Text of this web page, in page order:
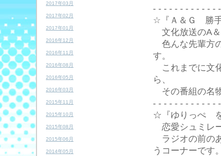
2017年03月
2017年02月
2017年01月
2016年12月
2016年11月
2016年08月
2016年05月
2016年03月
2015年11月
2015年10月
2015年08月
2015年06月
2014年05月
- - - - - - - - - - - -
☆『Ａ＆Ｇ 勝
文化放送のA
色んな先輩方
す。
これまでに文
ら、
その番組の名
- - - - - - - - - - - -
☆『ゆりっぺ
恋愛シュミレ
ラジオの前の
うコーナーです